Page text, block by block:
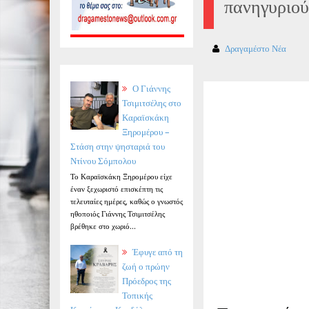
Ο Γιάννης
Τσιμιτσέλης στο
Καραϊσκάκη
Ξηρομέρου –
Στάση στην ψησταριά του
Ντίνου Σόμπολου
Το Καραϊσκάκη Ξηρομέρου είχε
έναν ξεχωριστό επισκέπτη τις
τελευταίες ημέρες, καθώς ο γνωστός
ηθοποιός Γιάννης Τσιμιτσέλης
βρέθηκε στο χωριό...
Έφυγε από τη
ζωή ο πρώην
Πρόεδρος της
Τοπικής
πανηγυριού
Δραγαμέστο Νέα